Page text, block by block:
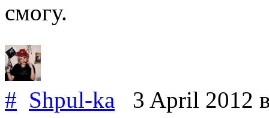
смогу.
# Shpul-ka 3 April 2012